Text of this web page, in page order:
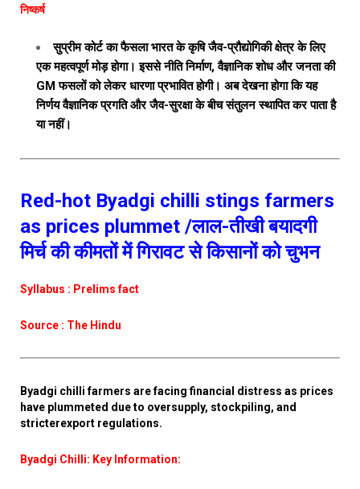
निष्कर्ष
सुप्रीम कोर्ट का फैसला भारत के कृषि जैव-प्रौद्योगिकी क्षेत्र के लिए
एक महत्वपूर्ण मोड़ होगा। इससे नीति निर्माण, वैज्ञानिक शोध और जनता की
GM फसलों को लेकर धारणा प्रभावित होगी। अब देखना होगा कि यह
निर्णय वैज्ञानिक प्रगति और जैव-सुरक्षा के बीच संतुलन स्थापित कर पाता है
या नहीं।
Red-hot Byadgi chilli stings farmers
as prices plummet /लाल-तीखी बयादगी
मिर्च की कीमतों में गिरावट से किसानों को चुभन
Syllabus : Prelims fact
Source : The Hindu
Byadgi chilli farmers are facing financial distress as prices
have plummeted due to oversupply, stockpiling, and
stricterexport regulations.
Byadgi Chilli: Key Information: